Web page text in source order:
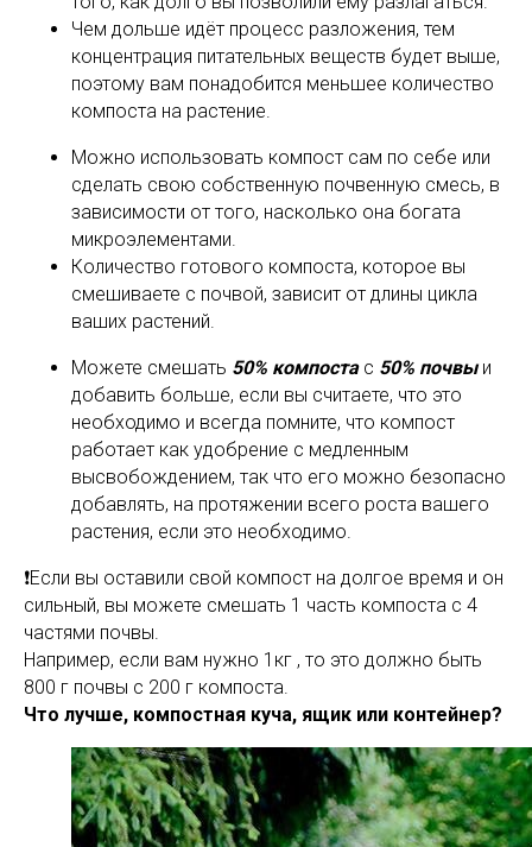
Чем дольше идёт процесс разложения, тем
концентрация питательных веществ будет выше,
поэтому вам понадобится меньшее количество
компоста на растение.
Можно использовать компост сам по себе или
сделать свою собственную почвенную смесь, в
зависимости от того, насколько она богата
микроэлементами.
Количество готового компоста, которое вы
смешиваете с почвой, зависит от длины цикла
ваших растений.
Можете смешать 50% компостас 50% почвыи
добавить больше, если вы считаете, что это
необходимо и всегда помните, что компост
работает как удобрение с медленным
высвобождением, так что его можно безопасно
добавлять, на протяжении всего роста вашего
растения, если это необходимо.
❗️Если вы оставили свой компост на долгое время и он
сильный, вы можете смешать 1 часть компоста с 4
частями почвы.
Например, если вам нужно 1кг , то это должно быть
800 г почвы с 200 г компоста.
Что лучше, компостная куча, ящик или контейнер?